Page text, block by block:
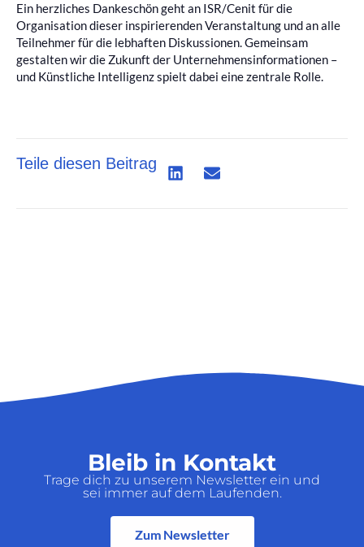
Ein herzliches Dankeschön geht an ISR/Cenit für die
Organisation dieser inspirierenden Veranstaltung und an alle
Teilnehmer für die lebhaften Diskussionen. Gemeinsam
gestalten wir die Zukunft der Unternehmensinformationen –
und Künstliche Intelligenz spielt dabei eine zentrale Rolle.
Teile diesen Beitrag
Bleib in Kontakt
Trage dich zu unserem Newsletter ein und
sei immer auf dem Laufenden.
Zum Newsletter